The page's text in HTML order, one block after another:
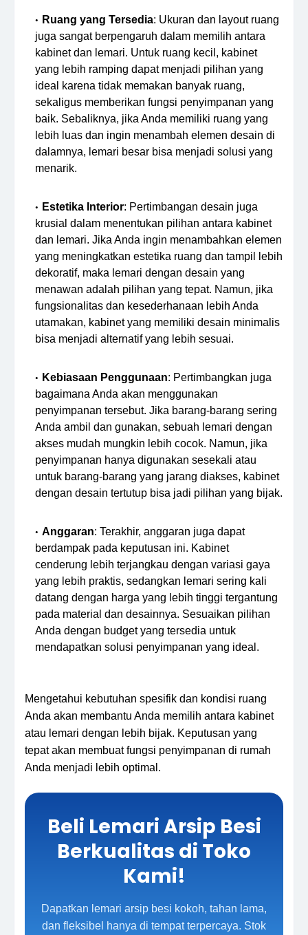
Ruang yang Tersedia: Ukuran dan layout ruang
juga sangat berpengaruh dalam memilih antara
kabinet dan lemari. Untuk ruang kecil, kabinet
yang lebih ramping dapat menjadi pilihan yang
ideal karena tidak memakan banyak ruang,
sekaligus memberikan fungsi penyimpanan yang
baik. Sebaliknya, jika Anda memiliki ruang yang
lebih luas dan ingin menambah elemen desain di
dalamnya, lemari besar bisa menjadi solusi yang
menarik.
Estetika Interior: Pertimbangan desain juga
krusial dalam menentukan pilihan antara kabinet
dan lemari. Jika Anda ingin menambahkan elemen
yang meningkatkan estetika ruang dan tampil lebih
dekoratif, maka lemari dengan desain yang
menawan adalah pilihan yang tepat. Namun, jika
fungsionalitas dan kesederhanaan lebih Anda
utamakan, kabinet yang memiliki desain minimalis
bisa menjadi alternatif yang lebih sesuai.
Kebiasaan Penggunaan: Pertimbangkan juga
bagaimana Anda akan menggunakan
penyimpanan tersebut. Jika barang-barang sering
Anda ambil dan gunakan, sebuah lemari dengan
akses mudah mungkin lebih cocok. Namun, jika
penyimpanan hanya digunakan sesekali atau
untuk barang-barang yang jarang diakses, kabinet
dengan desain tertutup bisa jadi pilihan yang bijak.
Anggaran: Terakhir, anggaran juga dapat
berdampak pada keputusan ini. Kabinet
cenderung lebih terjangkau dengan variasi gaya
yang lebih praktis, sedangkan lemari sering kali
datang dengan harga yang lebih tinggi tergantung
pada material dan desainnya. Sesuaikan pilihan
Anda dengan budget yang tersedia untuk
mendapatkan solusi penyimpanan yang ideal.
Mengetahui kebutuhan spesifik dan kondisi ruang
Anda akan membantu Anda memilih antara kabinet
atau lemari dengan lebih bijak. Keputusan yang
tepat akan membuat fungsi penyimpanan di rumah
Anda menjadi lebih optimal.
Beli Lemari Arsip Besi
Berkualitas di Toko
Kami!
Dapatkan lemari arsip besi kokoh, tahan lama,
dan fleksibel hanya di tempat terpercaya. Stok